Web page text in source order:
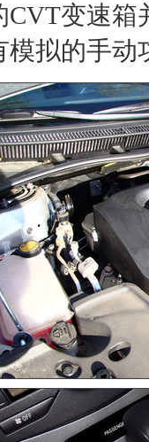
CVT变速箱
模拟的手动